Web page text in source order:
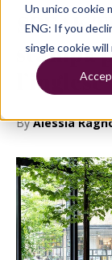
Un unico cookie
ENG: If you
single cookie
SPEAK
ByAlessia